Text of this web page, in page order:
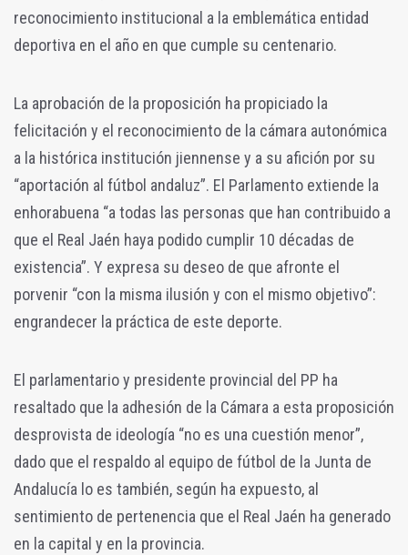
reconocimiento institucional a la emblemática entidad
deportiva en el año en que cumple su centenario.
La aprobación de la proposición ha propiciado la
felicitación y el reconocimiento de la cámara autonómica
a la histórica institución jiennense y a su afición por su
“aportación al fútbol andaluz”. El Parlamento extiende la
enhorabuena “a todas las personas que han contribuido a
que el Real Jaén haya podido cumplir 10 décadas de
existencia”. Y expresa su deseo de que afronte el
porvenir “con la misma ilusión y con el mismo objetivo”:
engrandecer la práctica de este deporte.
El parlamentario y presidente provincial del PP ha
resaltado que la adhesión de la Cámara a esta proposición
desprovista de ideología “no es una cuestión menor”,
dado que el respaldo al equipo de fútbol de la Junta de
Andalucía lo es también, según ha expuesto, al
sentimiento de pertenencia que el Real Jaén ha generado
en la capital y en la provincia.